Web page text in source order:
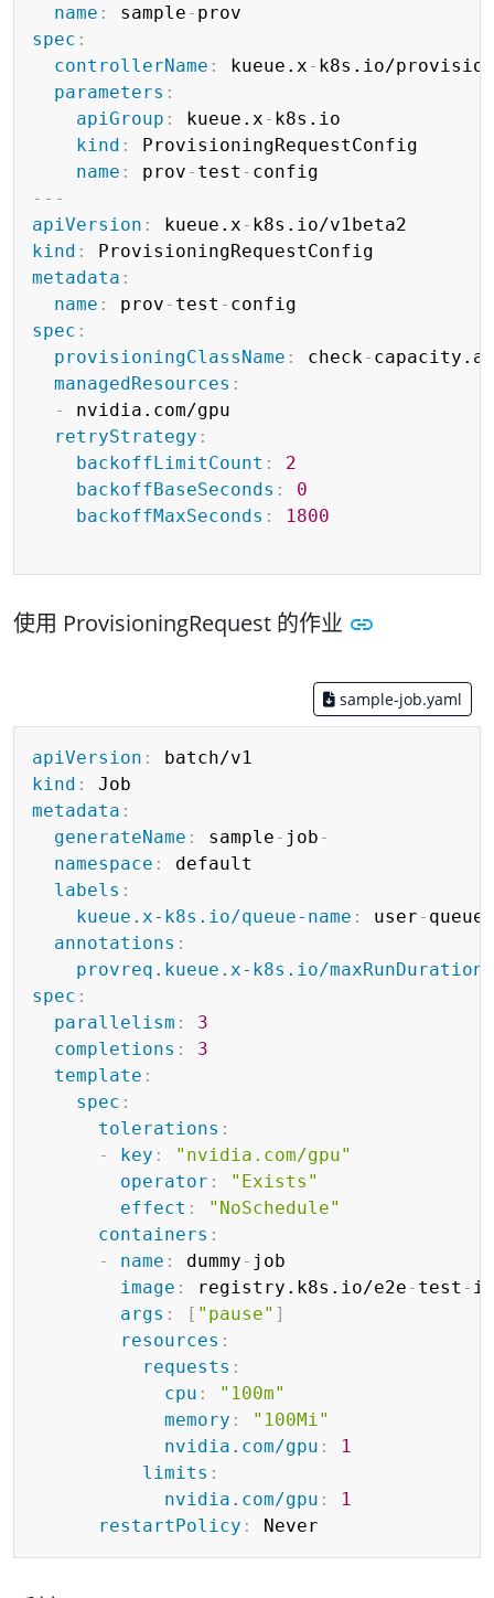
name : sample -
spec :
controllerName : kueue.x - k8s.io/
parameters :
apiGroup : kueue.x - k8s.io
kind :
ProvisioningRequestConfig
name : prov - test -
---
apiVersion : kueue.x -
kind :
metadata :
name : prov - test -
spec :
provisioningClassName : check -
managedResources :
-
nvidia.com/gpu
retryStrategy :
backoffLimitCount :
2
backoffBaseSeconds :
0
backoffMaxSeconds : 1800
使用 ProvisioningRequest 的作业
sample-job.yaml
apiVersion :
kind :
metadata :
generateName : sample - job -
namespace :
default
labels :
kueue.x-k8s.io/queue-name : user - queue
annotations :
provreq.kueue.x-k8s.io/
spec :
parallelism :
3
completions :
3
template :
spec :
tolerations :
-
key :
"nvidia.com/gpu"
operator :
"Exists"
effect :
"NoSchedule"
containers :
-
name : dummy - job
image : registry.k8s.io/e2e - test -
args : [ "pause" ]
resources :
requests :
cpu :
"100m"
memory :
"100Mi"
nvidia.com/gpu :
1
limits :
nvidia.com/gpu :
1
restartPolicy :